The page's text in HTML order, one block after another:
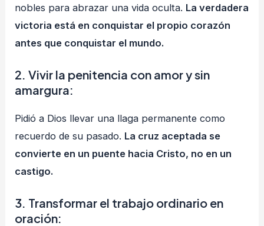
nobles para abrazar una vida oculta. La verdadera
victoria está en conquistar el propio corazón
antes que conquistar el mundo.
2.Vivir la penitencia con amor y sin
amargura:
Pidió a Dios llevar una llaga permanente como
recuerdo de su pasado. La cruz aceptada se
convierte en un puente hacia Cristo, no en un
castigo.
3. Transformar el trabajo ordinario en
oración: